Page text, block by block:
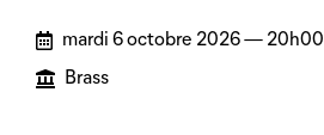
mardi 6 octobre 2026 — 20h00
Brass